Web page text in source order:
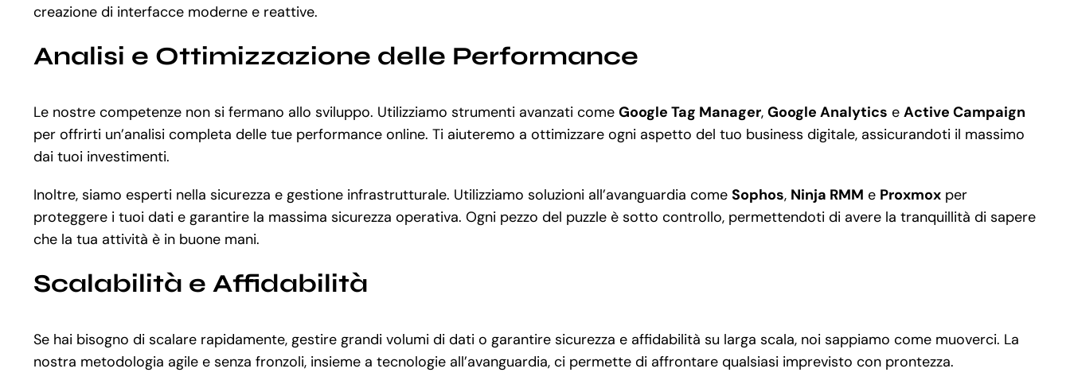
creazione di interfacce moderne e reattive.
Analisi e Ottimizzazione delle Performance
Le nostre competenze non si fermano allo sviluppo. Utilizziamo strumenti avanzati come Google Tag Manager, Google Analytics e Active Campaign
per offrirti un’analisi completa delle tue performance online. Ti aiuteremo a ottimizzare ogni aspetto del tuo business digitale, assicurandoti il massimo
dai tuoi investimenti.
Inoltre, siamo esperti nella sicurezza e gestione infrastrutturale. Utilizziamo soluzioni all’avanguardia come Sophos, Ninja RMM e Proxmoxper
proteggere i tuoi dati e garantire la massima sicurezza operativa. Ogni pezzo del puzzle è sotto controllo, permettendoti di avere la tranquillità di sapere
che la tua attività è in buone mani.
Scalabilità e Affidabilità
Se hai bisogno di scalare rapidamente, gestire grandi volumi di dati o garantire sicurezza e affidabilità su larga scala, noi sappiamo come muoverci. La
nostra metodologia agile e senza fronzoli, insieme a tecnologie all’avanguardia, ci permette di affrontare qualsiasi imprevisto con prontezza.